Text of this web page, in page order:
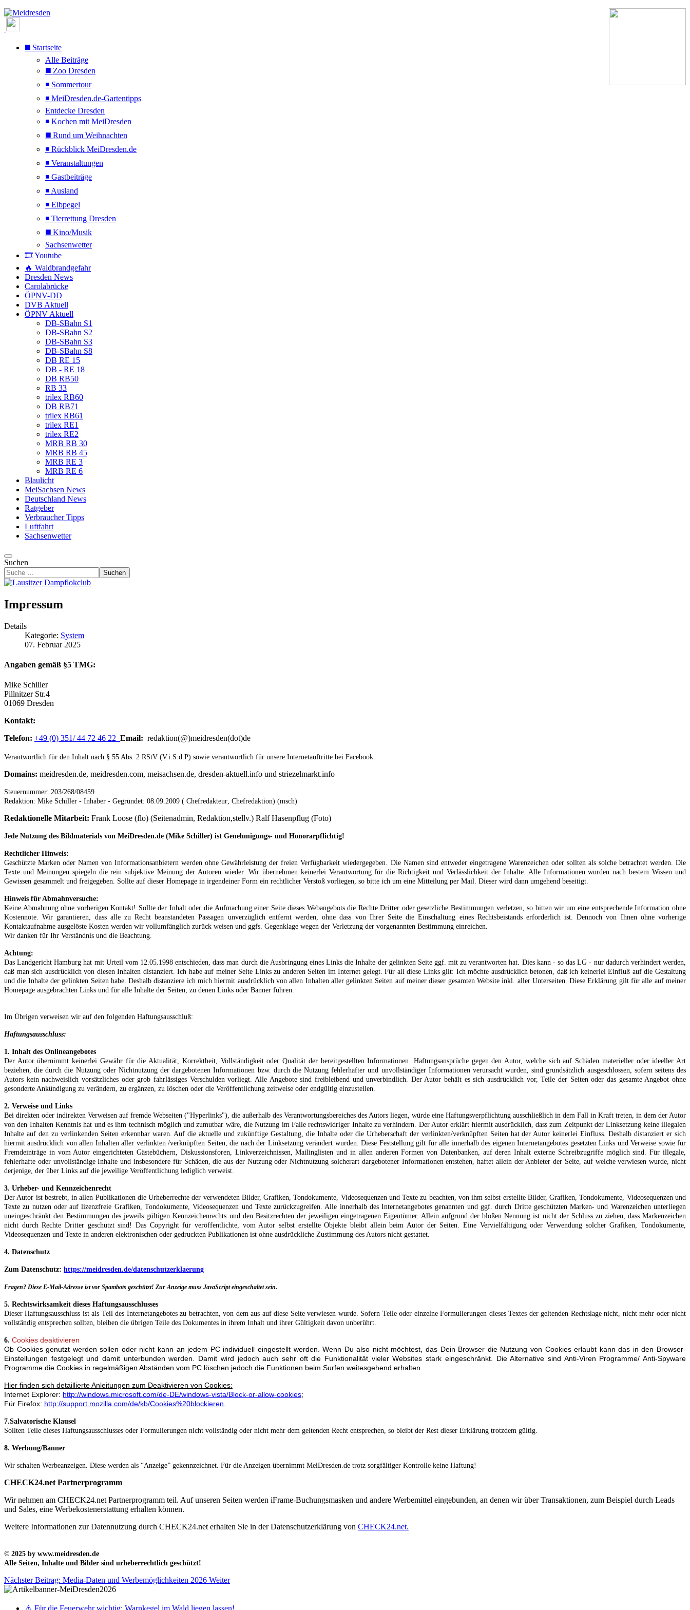
◼️ Startseite
Alle Beiträge
◼️ Zoo Dresden
◾ Sommertour
◾ MeiDresden.de-Gartentipps
Entdecke Dresden
◾ Kochen mit MeiDresden
◼️ Rund um Weihnachten
◾ Rückblick MeiDresden.de
◾ Veranstaltungen
◾ Gastbeiträge
◾ Ausland
◾ Elbpegel
◾ Tierrettung Dresden
◼️ Kino/Musik
Sachsenwetter
🎞️ Youtube
🔥 Waldbrandgefahr
Dresden News
Carolabrücke
ÖPNV-DD
DVB Aktuell
ÖPNV Aktuell
DB-SBahn S1
DB-SBahn S2
DB-SBahn S3
DB-SBahn S8
DB RE 15
DB - RE 18
DB RB50
RB 33
trilex RB60
DB RB71
trilex RB61
trilex RE1
trilex RE2
MRB RB 30
MRB RB 45
MRB RE 3
MRB RE 6
Blaulicht
MeiSachsen News
Deutschland News
Ratgeber
Verbraucher Tipps
Luftfahrt
Sachsenwetter
Suchen
Suchen
Impressum
Details
Kategorie: System
07. Februar 2025
Angaben gemäß §5 TMG:
Mike Schiller
Pillnitzer Str.4
01069 Dresden
Kontakt:
Telefon: +49 (0) 351/ 44 72 46 22 Email: redaktion(@)meidresden(dot)de
Verantwortlich für den Inhalt nach § 55 Abs. 2 RStV (V.i.S.d.P) sowie verantwortlich für unsere Internetauftritte bei Facebook.
Domains: meidresden.de, meidresden.com, meisachsen.de, dresden-aktuell.info und striezelmarkt.info
Steuernummer: 203/268/08459
Redaktion: Mike Schiller - Inhaber - Gegründet: 08.09.2009 ( Chefredakteur, Chefredaktion) (msch)
Redaktionelle Mitarbeit: Frank Loose (flo) (Seitenadmin, Redaktion,stellv.) Ralf Hasenpflug (Foto)
Jede Nutzung des Bildmaterials von MeiDresden.de (Mike Schiller) ist Genehmigungs- und Honorarpflichtig!
Rechtlicher Hinweis:
Geschützte Marken oder Namen von Informationsanbietern werden ohne Gewährleistung der freien Verfügbarkeit wiedergegeben. Die Namen sind entweder eingetragene Warenzeichen oder sollten als solche betrachtet werden. Die
Texte und Meinungen spiegeln die rein subjektive Meinung der Autoren wieder. Wir übernehmen keinerlei Verantwortung für die Richtigkeit und Verlässlichkeit der Inhalte. Alle Informationen wurden nach bestem Wissen und
Gewissen gesammelt und freigegeben. Sollte auf dieser Homepage in irgendeiner Form ein rechtlicher Verstoß vorliegen, so bitte ich um eine Mitteilung per Mail. Dieser wird dann umgehend beseitigt.
Hinweis für Abmahnversuche:
Keine Abmahnung ohne vorherigen Kontakt! Sollte der Inhalt oder die Aufmachung einer Seite dieses Webangebots die Rechte Dritter oder gesetzliche Bestimmungen verletzen, so bitten wir um eine entsprechende Information ohne
Kostennote. Wir garantieren, dass alle zu Recht beanstandeten Passagen unverzüglich entfernt werden, ohne dass von Ihrer Seite die Einschaltung eines Rechtsbeistands erforderlich ist. Dennoch von Ihnen ohne vorherige
Kontaktaufnahme ausgelöste Kosten werden wir vollumfänglich zurück weisen und ggfs. Gegenklage wegen der Verletzung der vorgenannten Bestimmung einreichen.
Wir danken für Ihr Verständnis und die Beachtung.
Achtung:
Das Landgericht Hamburg hat mit Urteil vom 12.05.1998 entschieden, dass man durch die Ausbringung eines Links die Inhalte der gelinkten Seite ggf. mit zu verantworten hat. Dies kann - so das LG - nur dadurch verhindert werden,
daß man sich ausdrücklich von diesen Inhalten distanziert. Ich habe auf meiner Seite Links zu anderen Seiten im Internet gelegt. Für all diese Links gilt: Ich möchte ausdrücklich betonen, daß ich keinerlei Einfluß auf die Gestaltung
und die Inhalte der gelinkten Seiten habe. Deshalb distanziere ich mich hiermit ausdrücklich von allen Inhalten aller gelinkten Seiten auf meiner dieser gesamten Website inkl. aller Unterseiten. Diese Erklärung gilt für alle auf meiner
Homepage ausgebrachten Links und für alle Inhalte der Seiten, zu denen Links oder Banner führen.
Im Übrigen verweisen wir auf den folgenden Haftungsausschluß:
Haftungsausschluss:
1. Inhalt des Onlineangebotes
Der Autor übernimmt keinerlei Gewähr für die Aktualität, Korrektheit, Vollständigkeit oder Qualität der bereitgestellten Informationen. Haftungsansprüche gegen den Autor, welche sich auf Schäden materieller oder ideeller Art
beziehen, die durch die Nutzung oder Nichtnutzung der dargebotenen Informationen bzw. durch die Nutzung fehlerhafter und unvollständiger Informationen verursacht wurden, sind grundsätzlich ausgeschlossen, sofern seitens des
Autors kein nachweislich vorsätzliches oder grob fahrlässiges Verschulden vorliegt. Alle Angebote sind freibleibend und unverbindlich. Der Autor behält es sich ausdrücklich vor, Teile der Seiten oder das gesamte Angebot ohne
gesonderte Ankündigung zu verändern, zu ergänzen, zu löschen oder die Veröffentlichung zeitweise oder endgültig einzustellen.
2. Verweise und Links
Bei direkten oder indirekten Verweisen auf fremde Webseiten ("Hyperlinks"), die außerhalb des Verantwortungsbereiches des Autors liegen, würde eine Haftungsverpflichtung ausschließlich in dem Fall in Kraft treten, in dem der Autor
von den Inhalten Kenntnis hat und es ihm technisch möglich und zumutbar wäre, die Nutzung im Falle rechtswidriger Inhalte zu verhindern. Der Autor erklärt hiermit ausdrücklich, dass zum Zeitpunkt der Linksetzung keine illegalen
Inhalte auf den zu verlinkenden Seiten erkennbar waren. Auf die aktuelle und zukünftige Gestaltung, die Inhalte oder die Urheberschaft der verlinkten/verknüpften Seiten hat der Autor keinerlei Einfluss. Deshalb distanziert er sich
hiermit ausdrücklich von allen Inhalten aller verlinkten /verknüpften Seiten, die nach der Linksetzung verändert wurden. Diese Feststellung gilt für alle innerhalb des eigenen Internetangebotes gesetzten Links und Verweise sowie für
Fremdeinträge in vom Autor eingerichteten Gästebüchern, Diskussionsforen, Linkverzeichnissen, Mailinglisten und in allen anderen Formen von Datenbanken, auf deren Inhalt externe Schreibzugriffe möglich sind. Für illegale,
fehlerhafte oder unvollständige Inhalte und insbesondere für Schäden, die aus der Nutzung oder Nichtnutzung solcherart dargebotener Informationen entstehen, haftet allein der Anbieter der Seite, auf welche verwiesen wurde, nicht
derjenige, der über Links auf die jeweilige Veröffentlichung lediglich verweist.
3. Urheber- und Kennzeichenrecht
Der Autor ist bestrebt, in allen Publikationen die Urheberrechte der verwendeten Bilder, Grafiken, Tondokumente, Videosequenzen und Texte zu beachten, von ihm selbst erstellte Bilder, Grafiken, Tondokumente, Videosequenzen und
Texte zu nutzen oder auf lizenzfreie Grafiken, Tondokumente, Videosequenzen und Texte zurückzugreifen. Alle innerhalb des Internetangebotes genannten und ggf. durch Dritte geschützten Marken- und Warenzeichen unterliegen
uneingeschränkt den Bestimmungen des jeweils gültigen Kennzeichenrechts und den Besitzrechten der jeweiligen eingetragenen Eigentümer. Allein aufgrund der bloßen Nennung ist nicht der Schluss zu ziehen, dass Markenzeichen
nicht durch Rechte Dritter geschützt sind! Das Copyright für veröffentlichte, vom Autor selbst erstellte Objekte bleibt allein beim Autor der Seiten. Eine Vervielfältigung oder Verwendung solcher Grafiken, Tondokumente,
Videosequenzen und Texte in anderen elektronischen oder gedruckten Publikationen ist ohne ausdrückliche Zustimmung des Autors nicht gestattet.
4. Datenschutz
Zum Datenschutz: https://meidresden.de/datenschutzerklaerung
Fragen? Diese E-Mail-Adresse ist vor Spambots geschützt! Zur Anzeige muss JavaScript eingeschaltet sein.
5. Rechtswirksamkeit dieses Haftungsausschlusses
Dieser Haftungsausschluss ist als Teil des Internetangebotes zu betrachten, von dem aus auf diese Seite verwiesen wurde. Sofern Teile oder einzelne Formulierungen dieses Textes der geltenden Rechtslage nicht, nicht mehr oder nicht
vollständig entsprechen sollten, bleiben die übrigen Teile des Dokumentes in ihrem Inhalt und ihrer Gültigkeit davon unberührt.
6. Cookies deaktivieren
Ob Cookies genutzt werden sollen oder nicht kann an jedem PC individuell eingestellt werden. Wenn Du also nicht möchtest, das Dein Browser die Nutzung von Cookies erlaubt kann das in den Browser-
Einstellungen festgelegt und damit unterbunden werden. Damit wird jedoch auch sehr oft die Funktionalität vieler Websites stark eingeschränkt. Die Alternative sind Anti-Viren Programme/ Anti-Spyware
Programme die Cookies in regelmäßigen Abständen vom PC löschen jedoch die Funktionen beim Surfen weitesgehend erhalten.
Hier finden sich detaillierte Anleitungen zum Deaktivieren von Cookies:
Internet Explorer: http://windows.microsoft.com/de-DE/windows-vista/Block-or-allow-cookies;
Für Firefox: http://support.mozilla.com/de/kb/Cookies%20blockieren.
7.Salvatorische Klausel
Sollten Teile dieses Haftungsausschlusses oder Formulierungen nicht vollständig oder nicht mehr dem geltenden Recht entsprechen, so bleibt der Rest dieser Erklärung trotzdem gültig.
8. Werbung/Banner
Wir schalten Werbeanzeigen. Diese werden als “Anzeige” gekennzeichnet. Für die Anzeigen übernimmt MeiDresden.de trotz sorgfältiger Kontrolle keine Haftung!
CHECK24.net Partnerprogramm
Wir nehmen am CHECK24.net Partnerprogramm teil. Auf unseren Seiten werden iFrame-Buchungsmasken und andere Werbemittel eingebunden, an denen wir über Transaktionen, zum Beispiel durch Leads
und Sales, eine Werbekostenerstattung erhalten können.
Weitere Informationen zur Datennutzung durch CHECK24.net erhalten Sie in der Datenschutzerklärung von CHECK24.net.
© 2025 by www.meidresden.de
Alle Seiten, Inhalte und Bilder sind urheberrechtlich geschützt!
Nächster Beitrag: Media-Daten und Werbemöglichkeiten 2026 Weiter